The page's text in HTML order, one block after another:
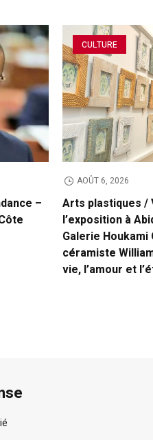
–
CULTURE
AOÛT 6, 2026
Arts plastiques /
l’exposition à
Galerie Houkami
céramiste
vie, l’amour et